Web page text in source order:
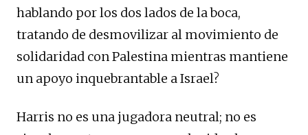
hablando por los dos lados de la boca,
tratando de desmovilizar al movimiento de
solidaridad con Palestina mientras mantiene
un apoyo inquebrantable a Israel?
Harris no es una jugadora neutral; no es